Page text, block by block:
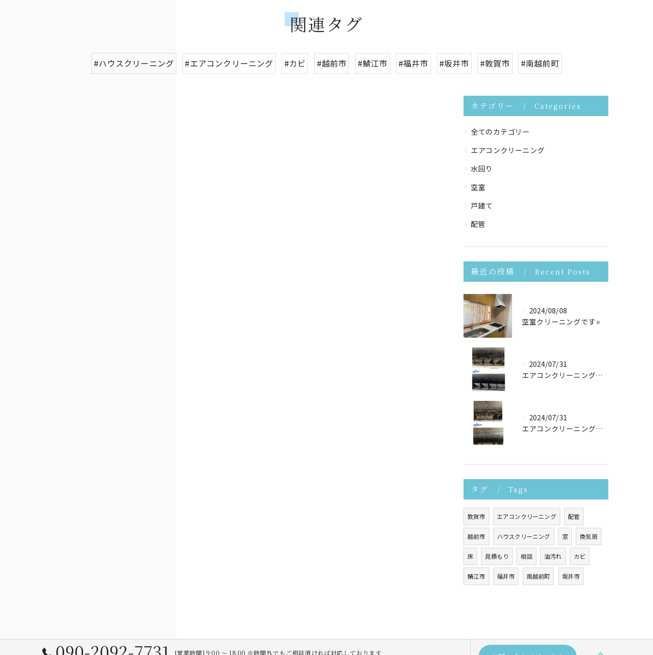
関連タグ
#ハウスクリーニング #エアコンクリーニング #カビ #越前市 #鯖江市 #福井市 #坂井市 #敦賀市 #南越前町
カテゴリー Categories
全てのカテゴリー
エアコンクリーニング
水回り
空室
戸建て
配管
最近の投稿 Recent Posts
2024/08/08
空室クリーニングです⭐️
2024/07/31
エアコンクリーニングさせて頂きました！
2024/07/31
エアコンクリーニングたくさんご依頼頂いております！
タグ Tags
敦賀市 エアコンクリーニング 配管
越前市 ハウスクリーニング 窓 換気扇
床 見積もり 相談 油汚れ カビ
鯖江市 福井市 南越前町 坂井市
[営業時間] 9:00 〜 18:00 ※時間外でもご相談頂ければ対応しております